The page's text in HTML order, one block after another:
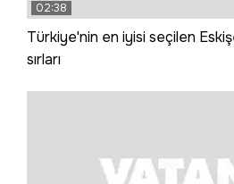
02:38
Türkiye'nin en iyisi seçilen
sırları